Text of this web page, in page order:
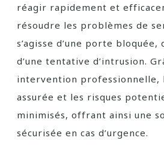
réagir rapidement et
résoudre les problèmes de
s’agisse d’une porte bloquée,
d’une tentative d’intrusion.
intervention professionnelle,
assurée et les risques
minimisés, offrant ainsi une
sécurisée en cas d’urgence.